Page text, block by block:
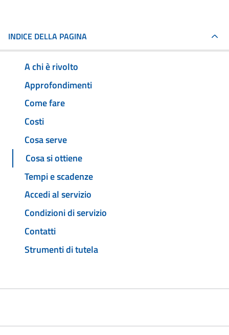
INDICE DELLA PAGINA
A chi è rivolto
Approfondimenti
Come fare
Costi
Cosa serve
Cosa si ottiene
Tempi e scadenze
Accedi al servizio
Condizioni di servizio
Contatti
Strumenti di tutela